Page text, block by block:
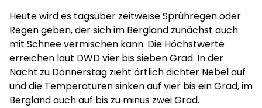
Heute wird es tagsüber zeitweise Sprühregen oder
Regen geben, der sich im Bergland zunächst auch
mit Schnee vermischen kann. Die Höchstwerte
erreichen laut DWD vier bis sieben Grad. In der
Nacht zu Donnerstag zieht örtlich dichter Nebel auf
und die Temperaturen sinken auf vier bis ein Grad, im
Bergland auch auf bis zu minus zwei Grad.